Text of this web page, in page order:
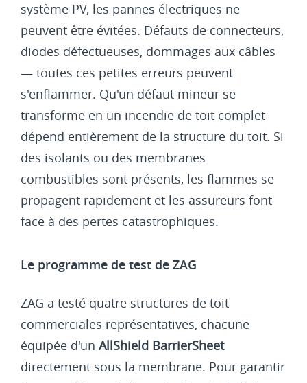
système PV, les pannes électriques ne
peuvent être évitées. Défauts de connecteurs,
diodes défectueuses, dommages aux câbles
— toutes ces petites erreurs peuvent
s'enflammer. Qu'un défaut mineur se
transforme en un incendie de toit complet
dépend entièrement de la structure du toit. Si
des isolants ou des membranes
combustibles sont présents, les flammes se
propagent rapidement et les assureurs font
face à des pertes catastrophiques.
Le programme de test de ZAG
ZAG a testé quatre structures de toit
commerciales représentatives, chacune
équipée d'un AllShield BarrierSheet
directement sous la membrane. Pour garantir